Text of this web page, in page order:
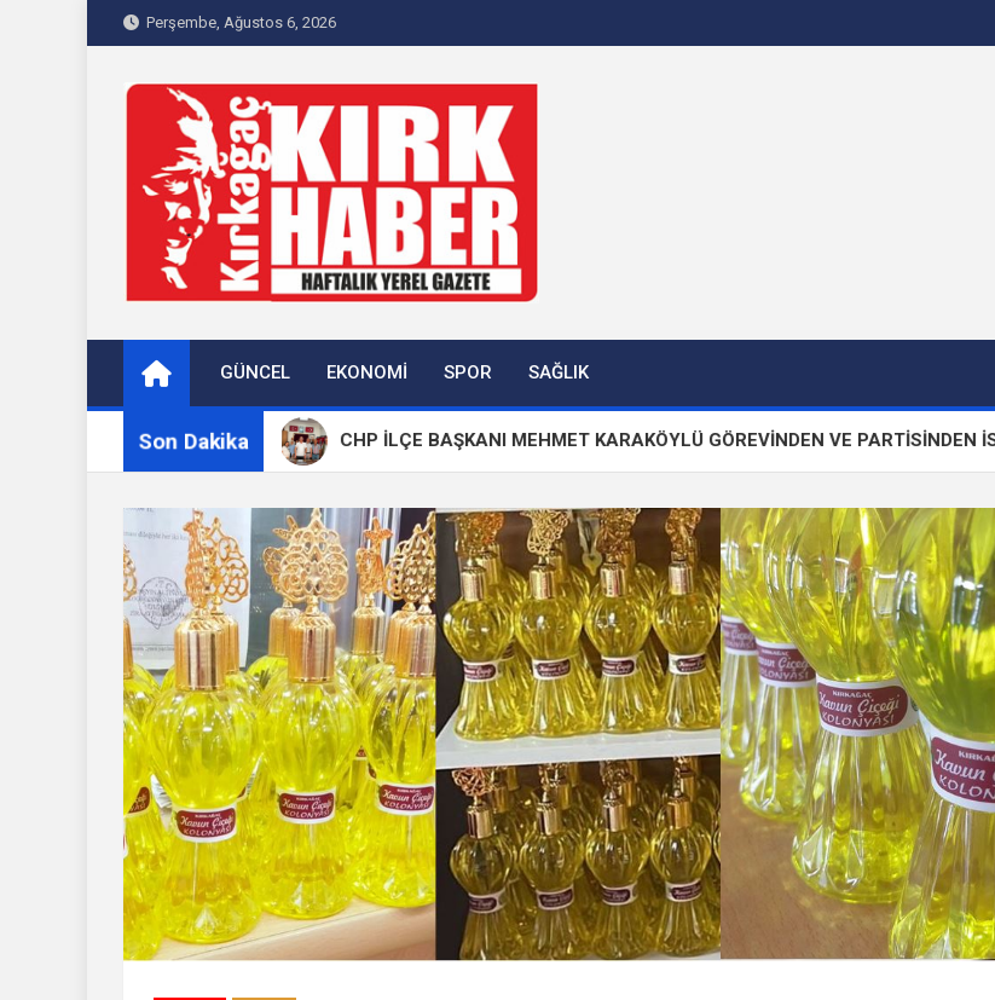
to
Perşembe, Ağustos 6, 2026
Kırkağaç 40Haber
GÜNCEL EKONOMI SPOR SAĞLIK
Son DakikaCHP İLÇE BAŞKANI MEHMET KARAKÖYLÜ GÖREVİNDEN VE PARTİSİNDEN İSTİFA ETTİ!